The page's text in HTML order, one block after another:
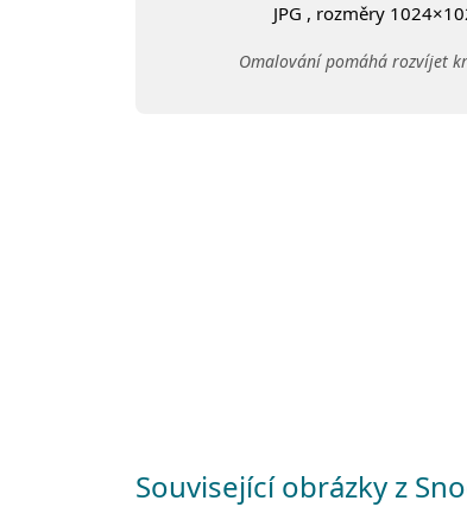
JPG , rozměry
Omalování pomáhá rozvíjet
Související obrázky z